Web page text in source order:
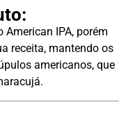
American IPA, porém
receita, mantendo os
americanos, que